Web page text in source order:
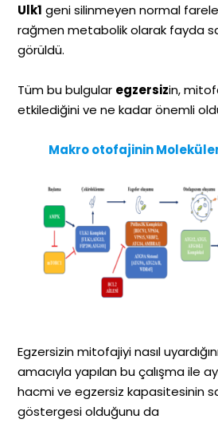
Ulk1 geni silinmeyen normal
rağmen metabolik olarak fayda
görüldü.
Tüm bu bulgular egzersizin,
etkilediğini ve ne kadar önemli
Makro otofajinin
Egzersizin mitofajiyi nasıl
amacıyla yapılan bu çalışma ile
hacmi ve egzersiz kapasitesinin
göstergesi olduğunu da